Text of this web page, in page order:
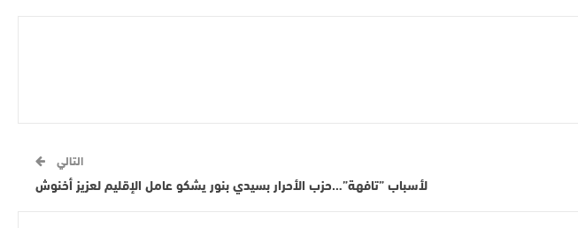
التالي
لأسباب ”تافهة”…حزب الأحرار بسيدي بنور يشكو عامل الإقليم لعزيز أخنوش